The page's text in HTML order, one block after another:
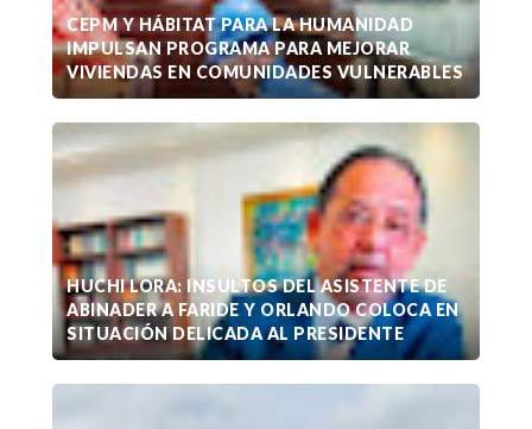
CEPM Y HÁBITAT PARA LA HUMANIDAD
IMPULSAN PROGRAMA PARA MEJORAR
VIVIENDAS EN COMUNIDADES VULNERABLES
HUCHI LORA: INSULTOS DEL ASISTENTE DE
ABINADER A FARIDE Y ORLANDO COLOCA EN
SITUACIÓN DELICADA AL PRESIDENTE